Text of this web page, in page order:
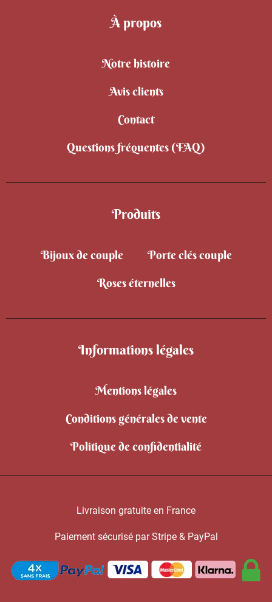
À propos
Notre histoire
Avis clients
Contact
Questions fréquentes (FAQ)
Produits
Bijoux de couple
Porte clés couple
Roses éternelles
Informations légales
Mentions légales
Conditions générales de vente
Politique de confidentialité
Livraison gratuite en France
Paiement sécurisé par Stripe & PayPal